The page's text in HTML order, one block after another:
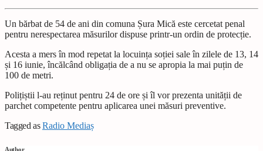
Un bărbat de 54 de ani din comuna Șura Mică este cercetat penal
pentru nerespectarea măsurilor dispuse printr-un ordin de protecție.
Acesta a mers în mod repetat la locuința soției sale în zilele de 13, 14
și 16 iunie, încălcând obligația de a nu se apropia la mai puțin de
100 de metri.
Polițiștii l-au reținut pentru 24 de ore și îl vor prezenta unității de
parchet competente pentru aplicarea unei măsuri preventive.
Tagged asRadio Mediaș
Author